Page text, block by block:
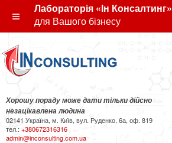
Лабораторія «Ін Консалтинг»
для Вашого бізнесу
Хорошу пораду може дати тільки дійсно
незацікавлена людина
02141 Україна, м. Київ, вул. Руденко, 6а, оф. 819
тел.: +380672316316
admin@inconsulting.com.ua